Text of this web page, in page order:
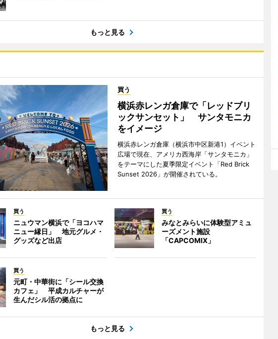
もっと見る
買う
横浜赤レンガ倉庫で「レッドブリ
ックサンセット」 サンタモニカ
をイメージ
横浜赤レンガ倉庫（横浜市中区新港1）イベント
広場で現在、アメリカ西海岸「サンタモニカ」
をテーマにした夏季限定イベント「Red Brick
Sunset 2026」が開催されている。
買う
ニュウマン横浜で「ヨコハマ
ニュー縁日」 地元グルメ・
グッズなど出店
買う
みなとみらいに体験型アミュ
ーズメント施設
「CAPCOMIX」
買う
元町・中華街に「シール交換
カフェ」 平成カルチャーが
生んだシル活の拠点に
もっと見る